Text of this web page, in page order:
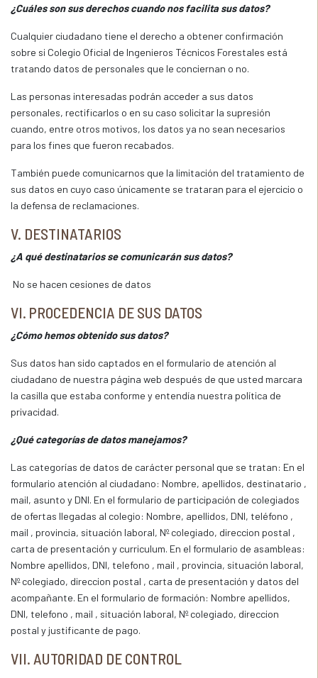
¿Cuáles son sus derechos cuando nos facilita sus datos?
Cualquier ciudadano tiene el derecho a obtener confirmación
sobre si Colegio Oficial de Ingenieros Técnicos Forestales está
tratando datos de personales que le conciernan o no.
Las personas interesadas podrán acceder a sus datos
personales, rectificarlos o en su caso solicitar la supresión
cuando, entre otros motivos, los datos ya no sean necesarios
para los fines que fueron recabados.
También puede comunicarnos que la limitación del tratamiento de
sus datos en cuyo caso únicamente se trataran para el ejercicio o
la defensa de reclamaciones.
V. DESTINATARIOS
¿A qué destinatarios se comunicarán sus datos?
No se hacen cesiones de datos
VI. PROCEDENCIA DE SUS DATOS
¿Cómo hemos obtenido sus datos?
Sus datos han sido captados en el formulario de atención al
ciudadano de nuestra página web después de que usted marcara
la casilla que estaba conforme y entendía nuestra política de
privacidad.
¿Qué categorías de datos manejamos?
Las categorías de datos de carácter personal que se tratan: En el
formulario atención al ciudadano: Nombre, apellidos, destinatario ,
mail, asunto y DNI. En el formulario de participación de colegiados
de ofertas llegadas al colegio: Nombre, apellidos, DNI, teléfono ,
mail , provincia, situación laboral, Nº colegiado, direccion postal ,
carta de presentación y curriculum. En el formulario de asambleas:
Nombre apellidos, DNI, telefono , mail , provincia, situación laboral,
Nº colegiado, direccion postal , carta de presentación y datos del
acompañante. En el formulario de formación: Nombre apellidos,
DNI, telefono , mail , situación laboral, Nº colegiado, direccion
postal y justificante de pago.
VII. AUTORIDAD DE CONTROL